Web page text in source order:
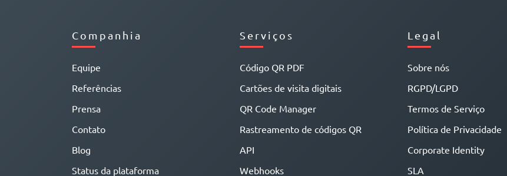
Companhia
Equipe
Referências
Prensa
Contato
Blog
Status da plataforma
Serviços
Código QR PDF
Cartões de visita digitais
QR Code Manager
Rastreamento de códigos QR
API
Webhooks
Legal
Sobre nós
RGPD/LGPD
Termos de Serviço
Política de Privacidade
Corporate Identity
SLA